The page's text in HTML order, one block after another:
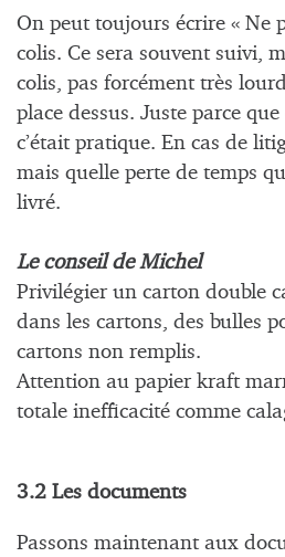
On peut toujours écrire « Ne
colis. Ce sera souvent suivi,
colis, pas forcément très
place dessus. Juste parce
c’était pratique. En cas de
mais quelle perte de temps
livré.
Le conseil de Michel
Privilégier un carton double
dans les cartons, des bulles
cartons non remplis.
Attention au papier kraft
totale inefficacité comme
3.2 Les documents
Passons maintenant aux